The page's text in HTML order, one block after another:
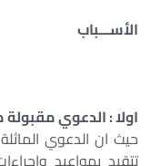
الأســـباب
اولا : الدعوي
حيث ان الدعوي
تتقيد بمواعيد